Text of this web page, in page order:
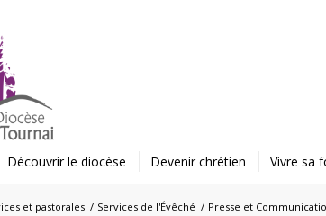
et pastorales / Services de l'Évêché / Presse et
Découvrir le diocèse Devenir chrétien Vivre sa